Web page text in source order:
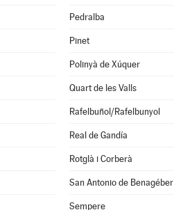
Pedralba
Pinet
Polinyà de Xúquer
Quart de les Valls
Rafelbuñol/Rafelbunyol
Real de Gandía
Rotglà i Corberà
San Antonio de Benagéber
Sempere